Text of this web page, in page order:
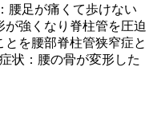
腰足が痛くて歩けない
強くなり脊柱管を圧迫
を腰部脊柱管狭窄症と
状：腰の骨が変形した